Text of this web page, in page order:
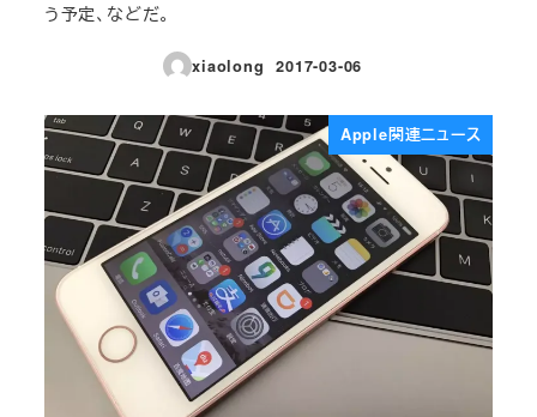
う予定、などだ。
xiaolong
投稿日
2017-03-06
Apple関連ニュース